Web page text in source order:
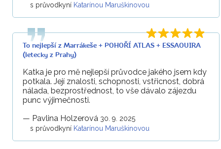
s průvodkyní Katarínou Maruškinovou
To nejlepší z Marrákeše + POHOŘÍ ATLAS + ESSAOUIRA
(letecky z Prahy)
Katka je pro mě nejlepší průvodce jakého jsem kdy
potkala. Její znalosti, schopnosti, vstřicnost, dobrá
nálada, bezprostřednost, to vše dávalo zájezdu
punc výjimečnosti.
— Pavlina Holzerová 30. 9. 2025
s průvodkyní Katarínou Maruškinovou